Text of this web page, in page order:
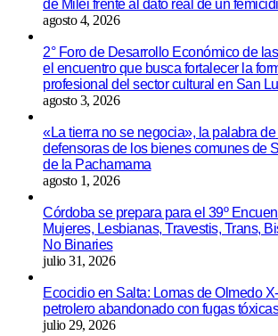
de Milei frente al dato real de un
agosto 4, 2026
2° Foro de Desarrollo Económico de
el encuentro que busca fortalecer la
profesional del sector cultural en San
agosto 3, 2026
«La tierra no se negocia», la palabra
defensoras de los bienes comunes de
de la Pachamama
agosto 1, 2026
Córdoba se prepara para el 39º
Mujeres, Lesbianas, Travestis, Trans,
No Binaries
julio 31, 2026
Ecocidio en Salta: Lomas de Olmedo
petrolero abandonado con fugas
julio 29, 2026